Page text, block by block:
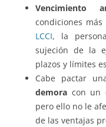
Vencimiento
condiciones
LCCI, la
sujeción de la
plazos y límites
Cabe pactar
demora con un
pero ello no le
de las ventajas